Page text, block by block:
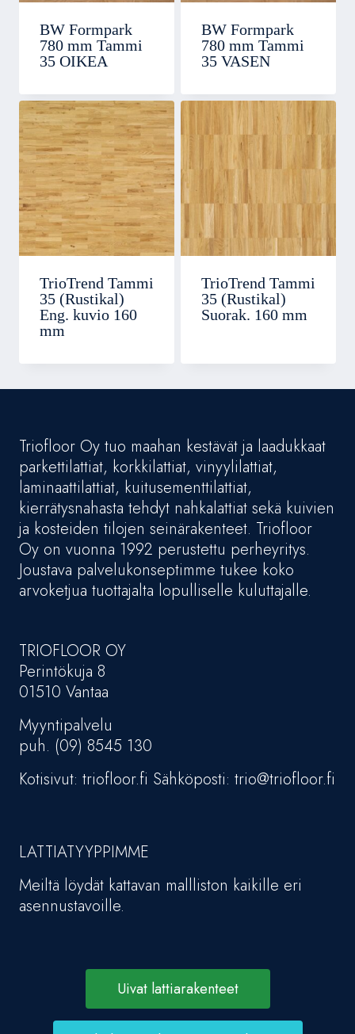
BW Formpark
780 mm Tammi
35 OIKEA
BW Formpark
780 mm Tammi
35 VASEN
TrioTrend Tammi
35 (Rustikal)
Eng. kuvio 160
mm
TrioTrend Tammi
35 (Rustikal)
Suorak. 160 mm
Triofloor Oy tuo maahan kestävät ja laadukkaat
parkettilattiat, korkkilattiat, vinyylilattiat,
laminaattilattiat, kuitusementtilattiat,
kierrätysnahasta tehdyt nahkalattiat sekä kuivien
ja kosteiden tilojen seinärakenteet. Triofloor
Oy on vuonna 1992 perustettu perheyritys.
Joustava palvelukonseptimme tukee koko
arvoketjua tuottajalta lopulliselle kuluttajalle.
TRIOFLOOR OY
Perintökuja 8
01510 Vantaa
Myyntipalvelu
puh. (09) 8545 130
Kotisivut: triofloor.fi Sähköposti: trio@triofloor.fi
LATTIATYYPPIMME
Meiltä löydät kattavan mallliston kaikille eri
asennustavoille.
Uivat lattiarakenteet